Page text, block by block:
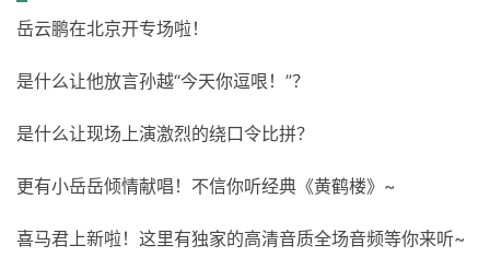
岳云鹏在北京开专场啦！
是什么让他放言孙越“今天你逗哏！”？
是什么让现场上演激烈的绕口令比拼？
更有小岳岳倾情献唱！不信你听经典《黄鹤楼》~
喜马君上新啦！这里有独家的高清音质全场音频等你来听~